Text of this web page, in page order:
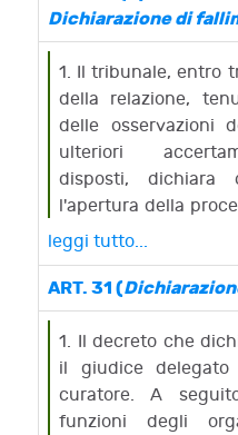
cura del cancelliere.
5. L'imprenditore
interessato hanno
della relazione e di
e' trasmessa dal
i creditori e ai terzi
all'indirizzo di
indicato a norma
termine.
2. L'imprenditore
altro interessato
cancelleria
dieci giorni
deposito della
Dichiarazione di
1. Il tribunale, entro
della relazione,
delle osservazioni
ulteriori
disposti, dichiara
l'apertura della
straordinaria, se
indicate
dichiara con decreto
2. I decreti
comunicati ed
comma 3. Di
comunicazione, a
regione ed al
leggi tutto...
ART. 31 (
1. Il decreto che
il giudice
curatore. A
funzioni degli